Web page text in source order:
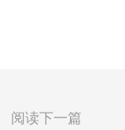
阅读下一篇